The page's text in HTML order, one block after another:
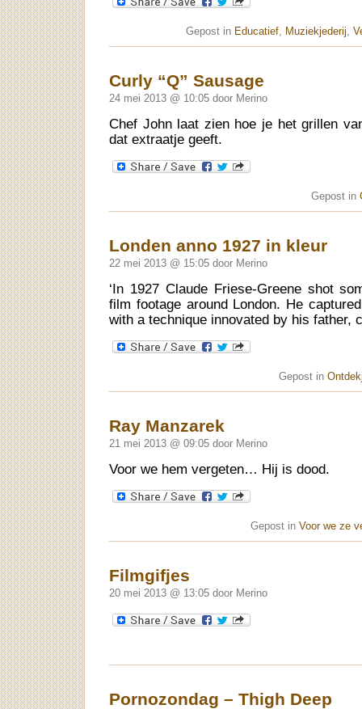
Gepost in Educatief, Muziekjederij,
Curly “Q” Sausage
24 mei 2013 @ 10:05 door Merino
Chef John laat zien hoe je het grillen
dat extraatje geeft.
Gepost in
Londen anno 1927 in kleur
22 mei 2013 @ 15:05 door Merino
‘In 1927 Claude Friese-Greene shot
film footage around London. He
with a technique innovated by his father,
Gepost in
Ray Manzarek
21 mei 2013 @ 09:05 door Merino
Voor we hem vergeten… Hij is dood.
Gepost in Voor we ze
Filmgifjes
20 mei 2013 @ 13:05 door Merino
Pornozondag – Thigh Deep